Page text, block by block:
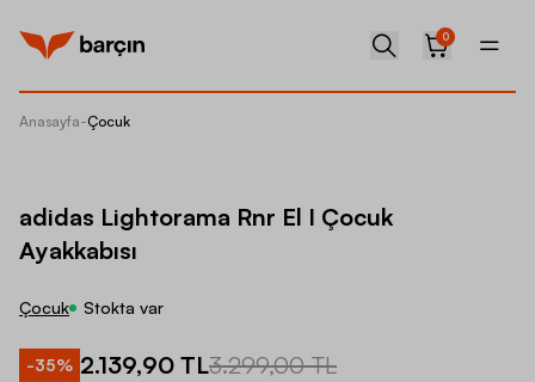
0
Anasayfa-Çocuk
adidas Lightorama Rnr El I Çocuk
Ayakkabısı
Çocuk Stokta var
-35% 2.139,90 TL3.299,00 TL